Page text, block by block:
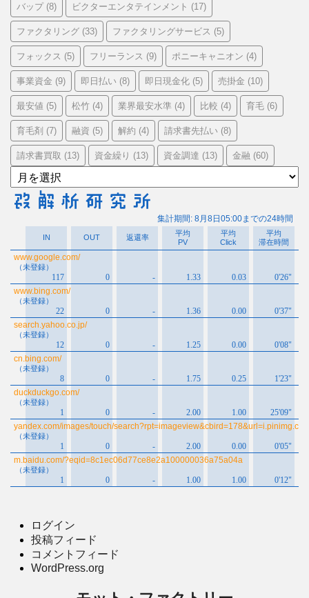
バップ(8) ビクターエンタテインメント (17)
ファクタリング (33) ファクタリングサービス (5)
フォックス (5) フリーランス (9) ポニーキャニオン (4)
事業資金 (9) 即日払い (8) 即日現金化 (5) 売掛金 (10)
最安値 (5) 松竹 (4) 業界最安水準 (4) 比較 (4) 育毛 (6)
育毛剤 (7) 融資 (5) 解約 (4) 請求書先払い (8)
請求書買取 (13) 資金繰り (13) 資金調達 (13) 金融 (60)
ア
ー
カ
ログイン
投稿フィード
コメントフィード
WordPress.org